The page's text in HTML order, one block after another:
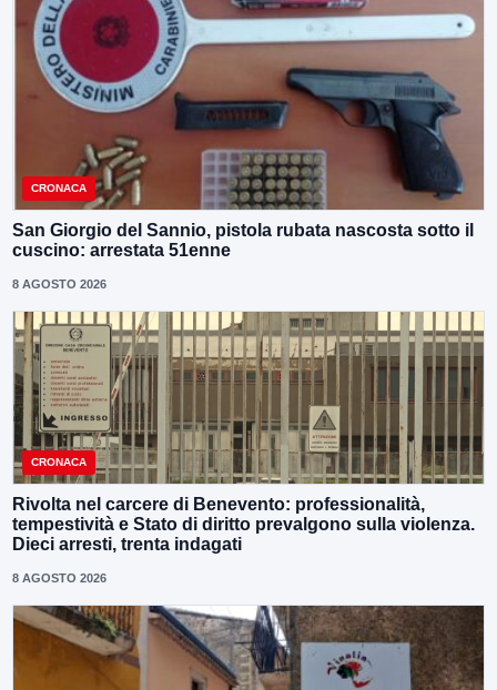
CRONACA
San Giorgio del Sannio, pistola rubata nascosta sotto il
cuscino: arrestata 51enne
8 AGOSTO 2026
CRONACA
Rivolta nel carcere di Benevento: professionalità,
tempestività e Stato di diritto prevalgono sulla violenza.
Dieci arresti, trenta indagati
8 AGOSTO 2026